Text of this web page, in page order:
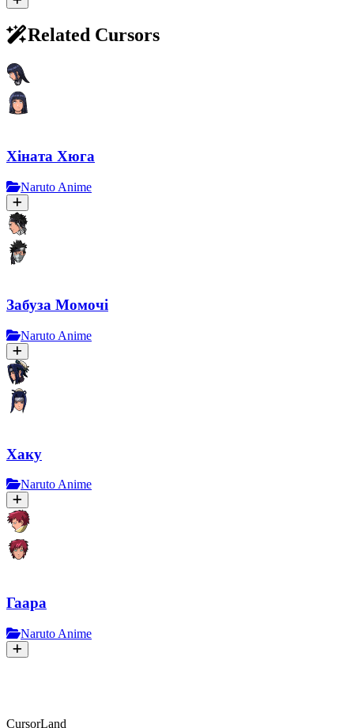
Related Cursors
Хіната Хюга
Naruto Anime
Забуза Момочі
Naruto Anime
Хаку
Naruto Anime
Гаара
Naruto Anime
CursorLand